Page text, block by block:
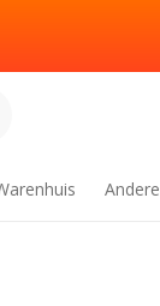
Andere